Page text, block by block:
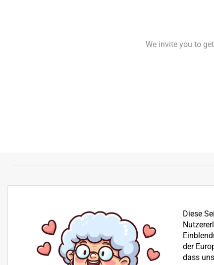
We invite you to
Diese
der
dass